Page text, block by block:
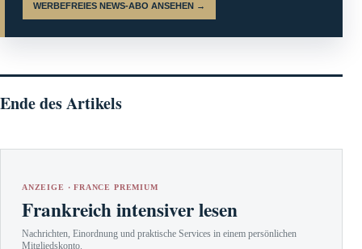
WERBEFREIES NEWS-ABO ANSEHEN →
Ende des Artikels
ANZEIGE · FRANCE PREMIUM
Frankreich intensiver lesen
Nachrichten, Einordnung und praktische Services in einem persönlichen
Mitgliedskonto.